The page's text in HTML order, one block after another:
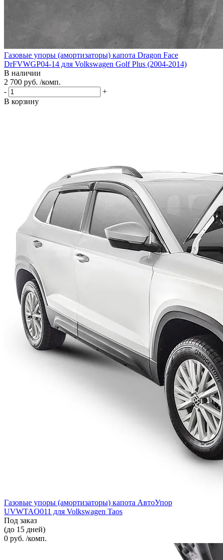
Газовые упоры (амортизаторы) капота Dragon Face
DrFVWGP04-14 для Volkswagen Golf Plus (2004-2014)
В наличии
2 700 руб. /комп.
-
+
В корзину
Газовые упоры (амортизаторы) капота АвтоУпор
UVWTAO011 для Volkswagen Taos
Под заказ
(до 15 дней)
0 руб. /комп.